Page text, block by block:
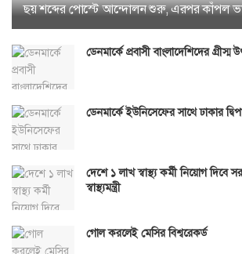
ছয় শব্দের পোস্টে আন্দোলন শুরু, এরপর কাঁপল
ডেনমার্কে প্রবাসী বাংলাদেশিদের গ্রীস্ম
ডেনমার্কে ইউনিসেফের সাথে ঢাকার
দেশে ১ লাখ স্বাস্থ্য কর্মী নিয়োগ দিবে
স্বাস্থ্যমন্ত্রী
গোল করলেই মেসির বিশ্বরেকর্ড